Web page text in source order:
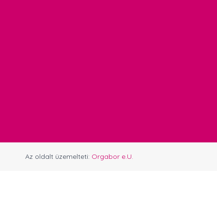
Az oldalt üzemelteti: Orgabor e.U.